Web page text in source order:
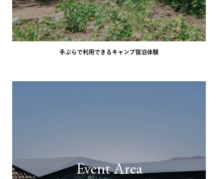
手ぶらで利用できるキャンプ宿泊体験
Event Area